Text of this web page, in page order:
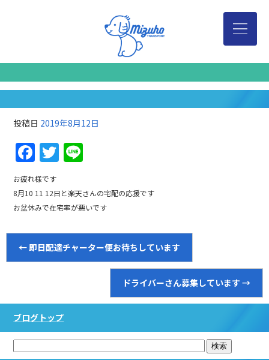
投稿日 2019年8月12日
Facebook
Twitter
お疲れ様です
8月10 11 12日と楽天さんの宅配の応援です
お盆休みで在宅率が悪いです
←即日配達チャーター便お待ちしています
ドライバーさん募集しています →
ブログトップ